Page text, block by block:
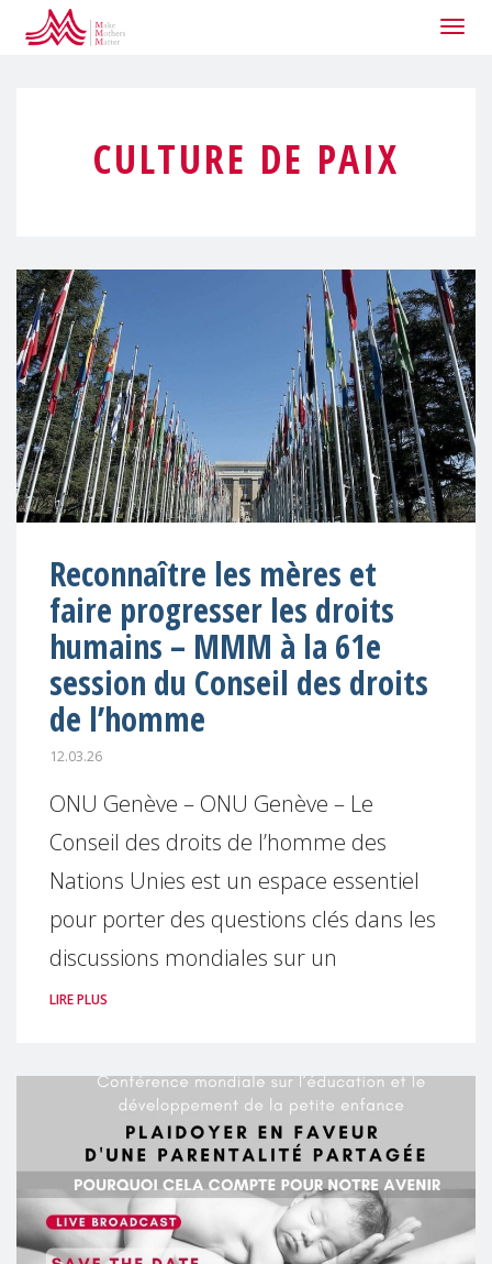
CULTURE DE PAIX
Reconnaître les mères et
faire progresser les droits
humains – MMM à la 61e
session du Conseil des droits
de l’homme
12.03.26
ONU Genève – ONU Genève – Le
Conseil des droits de l’homme des
Nations Unies est un espace essentiel
pour porter des questions clés dans les
discussions mondiales sur un
LIRE PLUS